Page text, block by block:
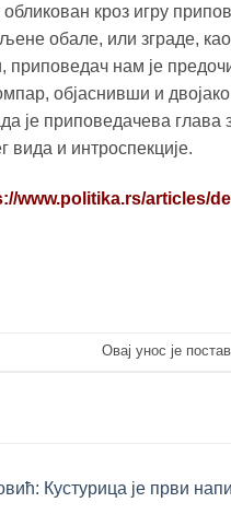
обликован кроз игру
обале, или зграде,
приповедач нам је
објаснивши и двојако
је приповедачева глава
и интроспекције.
www.politika.rs/articles/
Овај унос је
Кустурица је први